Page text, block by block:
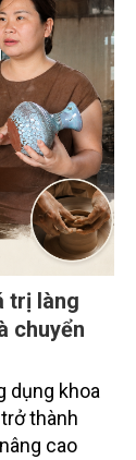
lãnh đạo
trường,
và Môi
quan đơn vị
trị làng
chuyển
dụng khoa
thành
cao